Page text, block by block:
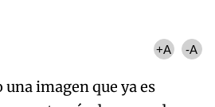
+A -A
imagen que ya es